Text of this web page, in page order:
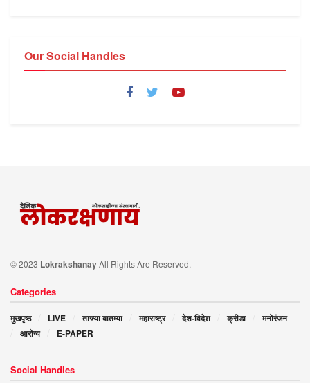
Our Social Handles
© 2023 LokrakshanayAll Rights Are Reserved.
Categories
मुखपृष्ठ LIVE ताज्या बातम्या महाराष्ट्र देश-विदेश क्रीडा
मनोरंजन
आरोग्य
E-PAPER
Social Handles